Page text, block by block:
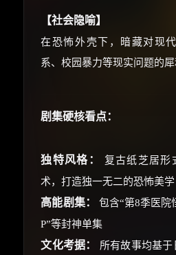
【社会隐喻】
在恐怖外壳下，暗藏对现
系、校园暴力等现实问题的犀
剧集硬核看点：
独特风格：
复古纸芝居形
术，打造独一无二的恐怖美学
高能剧集：
包含“第8季医院
P”等封神单集
文化考据：
所有故事均基